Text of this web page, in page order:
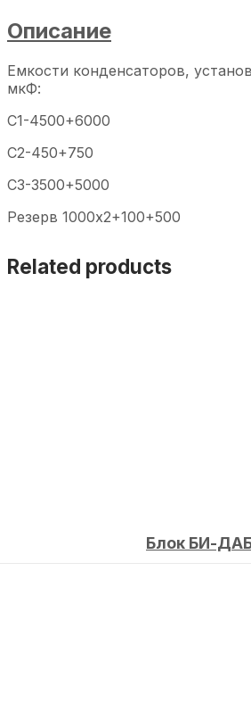
Описание
Емкости конденсаторов,
мкФ:
С1-4500+6000
С2-450+750
С3-3500+5000
Резерв 1000х2+100+500
Related products
Блок БИ-